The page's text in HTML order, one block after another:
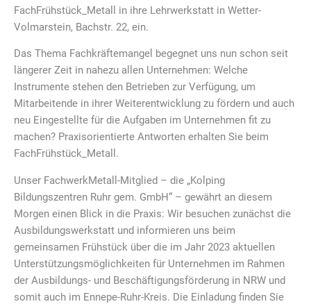
FachFrühstück_Metall in ihre Lehrwerkstatt in Wetter-
Volmarstein, Bachstr. 22, ein.
Das Thema Fachkräftemangel begegnet uns nun schon seit
längerer Zeit in nahezu allen Unternehmen: Welche
Instrumente stehen den Betrieben zur Verfügung, um
Mitarbeitende in ihrer Weiterentwicklung zu fördern und auch
neu Eingestellte für die Aufgaben im Unternehmen fit zu
machen? Praxisorientierte Antworten erhalten Sie beim
FachFrühstück_Metall.
Unser FachwerkMetall-Mitglied – die „Kolping
Bildungszentren Ruhr gem. GmbH“ – gewährt an diesem
Morgen einen Blick in die Praxis: Wir besuchen zunächst die
Ausbildungswerkstatt und informieren uns beim
gemeinsamen Frühstück über die im Jahr 2023 aktuellen
Unterstützungsmöglichkeiten für Unternehmen im Rahmen
der Ausbildungs- und Beschäftigungsförderung in NRW und
somit auch im Ennepe-Ruhr-Kreis. Die Einladung finden Sie